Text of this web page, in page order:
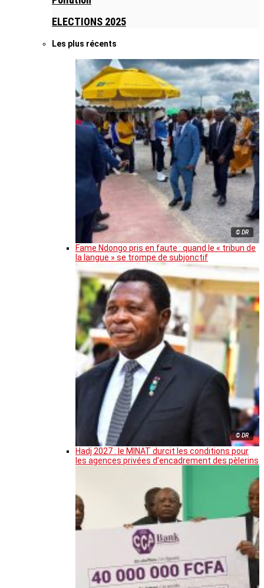
ELECTIONS 2025
Les plus récents
© DR
Fame Ndongo pris en faute : quand le « tribun de
la langue » se trompe de subjonctif
© DR
Hadj 2027 : le MINAT durcit les conditions pour
les agences privées d’encadrement des pèlerins